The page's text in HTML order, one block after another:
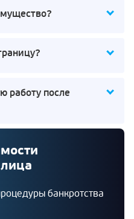
работу после
банкротства